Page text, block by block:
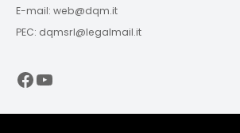
E-mail: web@dqm.it
PEC: dqmsrl@legalmail.it
Facebook
YouTube